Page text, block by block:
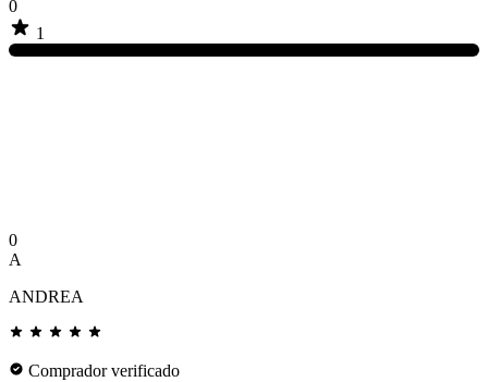
0
1
0
A
ANDREA
Comprador verificado